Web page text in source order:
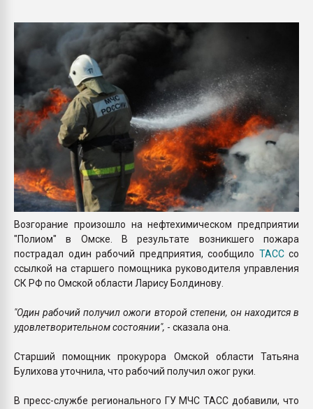
Возгорание произошло на нефтехимическом предприятии
"Полиом" в Омске. В результате возникшего пожара
пострадал один рабочий предприятия, сообщило ТАССсо
ссылкой на старшего помощника руководителя управления
СК РФ по Омской области Ларису Болдинову.
"Один рабочий получил ожоги второй степени, он находится в
удовлетворительном состоянии", - сказала она.
Старший помощник прокурора Омской области Татьяна
Булихова уточнила, что рабочий получил ожог руки.
В пресс-службе регионального ГУ МЧС ТАСС добавили, что